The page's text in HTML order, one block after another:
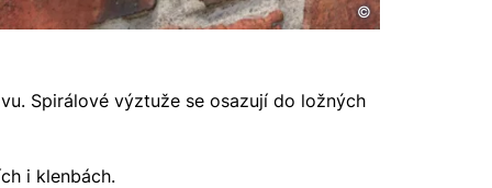
Spirálové výztuže se osazují do ložných
i klenbách.
©